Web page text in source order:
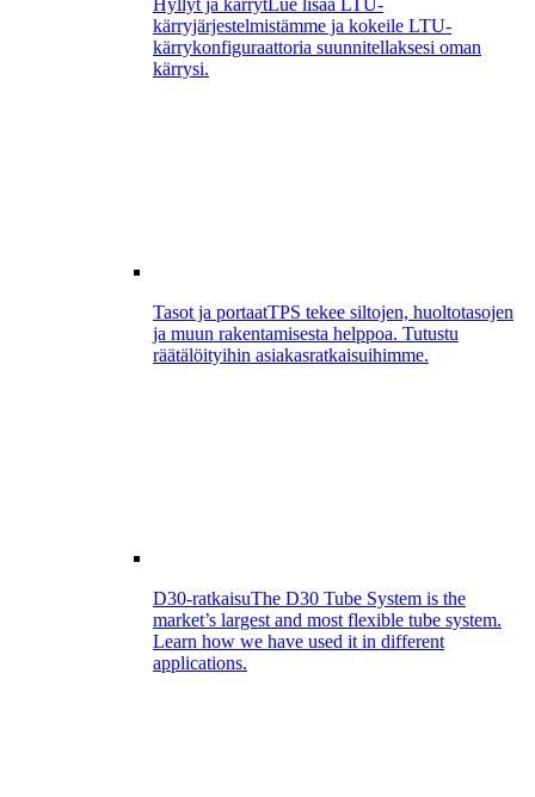
Hyllyt ja kärrytLue lisää LTU-
kärryjärjestelmistämme ja kokeile LTU-
kärrykonfiguraattoria suunnitellaksesi oman
kärrysi.
Tasot ja portaatTPS tekee siltojen, huoltotasojen
ja muun rakentamisesta helppoa. Tutustu
räätälöityihin asiakasratkaisuihimme.
D30-ratkaisuThe D30 Tube System is the
market’s largest and most flexible tube system.
Learn how we have used it in different
applications.